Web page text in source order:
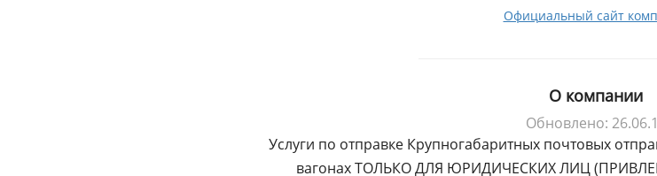
Официальный сайт
О компании
Обновлено:
Услуги по отправке Крупногабаритных почтовых
вагонах ТОЛЬКО ДЛЯ ЮРИДИЧЕСКИХ ЛИЦ